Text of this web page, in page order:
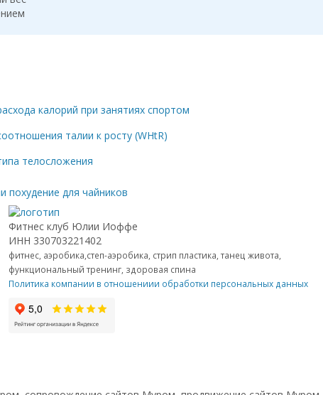
калорий при занятиях спортом
талии к росту (WHtR)
телосложения
похудение для чайников
Фитнес клуб Юлии Иоффе
ИНН 330703221402
фитнес, аэробика,степ-аэробика, стрип пластика, танец живота,
функциональный тренинг, здоровая спина
Политика компании в отношениии обработки персональных данных